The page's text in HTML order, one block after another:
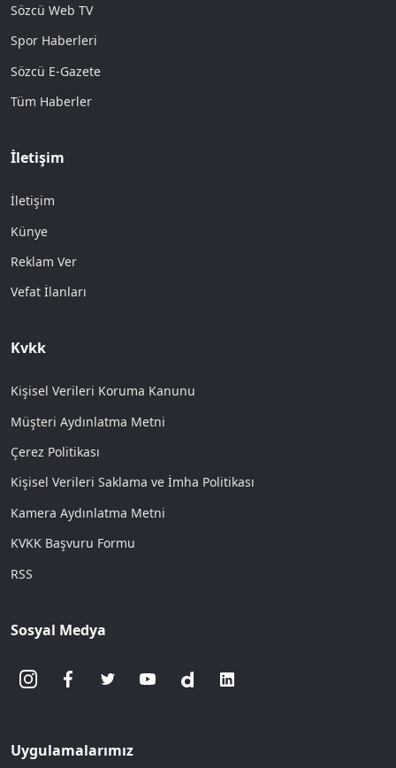
Sözcü Web TV
Spor Haberleri
Sözcü E-Gazete
Tüm Haberler
İletişim
İletişim
Künye
Reklam Ver
Vefat İlanları
Kvkk
Kişisel Verileri Koruma Kanunu
Müşteri Aydınlatma Metni
Çerez Politikası
Kişisel Verileri Saklama ve İmha Politikası
Kamera Aydınlatma Metni
KVKK Başvuru Formu
RSS
Sosyal Medya
Uygulamalarımız